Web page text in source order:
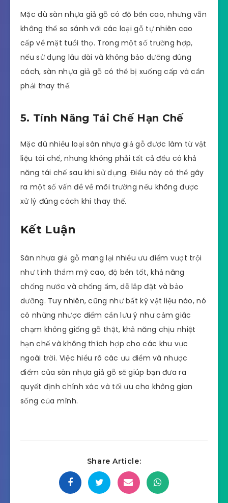
Mặc dù sàn nhựa giả gỗ có độ bền cao, nhưng vẫn
không thể so sánh với các loại gỗ tự nhiên cao
cấp về mặt tuổi thọ. Trong một số trường hợp,
nếu sử dụng lâu dài và không bảo dưỡng đúng
cách, sàn nhựa giả gỗ có thể bị xuống cấp và cần
phải thay thế.
5. Tính Năng Tái Chế Hạn Chế
Mặc dù nhiều loại sàn nhựa giả gỗ được làm từ vật
liệu tái chế, nhưng không phải tất cả đều có khả
năng tái chế sau khi sử dụng. Điều này có thể gây
ra một số vấn đề về môi trường nếu không được
xử lý đúng cách khi thay thế.
Kết Luận
Sàn nhựa giả gỗ mang lại nhiều ưu điểm vượt trội
như tính thẩm mỹ cao, độ bền tốt, khả năng
chống nước và chống ẩm, dễ lắp đặt và bảo
dưỡng. Tuy nhiên, cũng như bất kỳ vật liệu nào, nó
có những nhược điểm cần lưu ý như cảm giác
chạm không giống gỗ thật, khả năng chịu nhiệt
hạn chế và không thích hợp cho các khu vực
ngoài trời. Việc hiểu rõ các ưu điểm và nhược
điểm của sàn nhựa giả gỗ sẽ giúp bạn đưa ra
quyết định chính xác và tối ưu cho không gian
sống của mình.
Share Article: